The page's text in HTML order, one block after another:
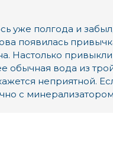
уже полгода и забыл,
появилась
Настолько привыкли
обычная вода из
неприятной.
с